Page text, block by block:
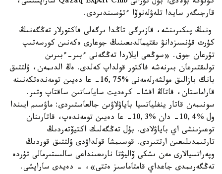
قارجىگەر سايدا تلەۋلەنوۆا ءتۇسىندىردى.
ونىڭ پىكىرىنشە، قازىرگى تاڭدا ىرگەلى فاكتورلار تەڭگەنىڭ
كۇرت قۇنسىزدانۋ ىقتيمالدىعىنىڭ جوعارى ەكەنىن كورسەتىپ
تۇرعان جوق. «سوڭعى ايلاردا تەڭگەنى ءبىر-ءبىرىن
تولىقتىرعان بىرنەشە فاكتور قولداپ كەلدى. ەڭ الدىمەن، ۇلتتىق
بانك بازالىق مولشەرلەمەنى %16,75- عا دەيىن تومەندەتكەنىنە
قاراماستان، قاتاڭ اقشا- كرەديت ساياساتىن ساقتاپ وتىر.
سونىمەن قاتار ينفلياتسيا باياۋلاۋىن جالعاستىردى: ماۋسىم ايىندا
ول %10,4- دان %10,3- عا دەيىن تومەندەپ، قاتارىنان
توعىزىنشى اي باياۋلادى. بۇل تەڭگەلىك اكتيۆتەردىڭ
تارتىمدىلىعىن ارتتىردى. قوسىمشا قولداۋدى ۇلتتىق قوردىڭ
وپەراتسيالارى مەن ىشكى ۆاليۋتا نارىعىنداعى سالىستىرمالى تۇردە
تەڭگەرىمدى جاعداي قامتاماسىز ەتتى»، - دەيدى ساراپشى.